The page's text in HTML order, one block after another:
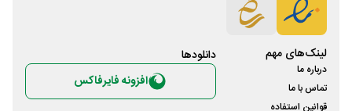
لینک‌های مهم
درباره ما
تماس با ما
قوانین استفاده
دانلود‌ها
افزونه فایرفاکس